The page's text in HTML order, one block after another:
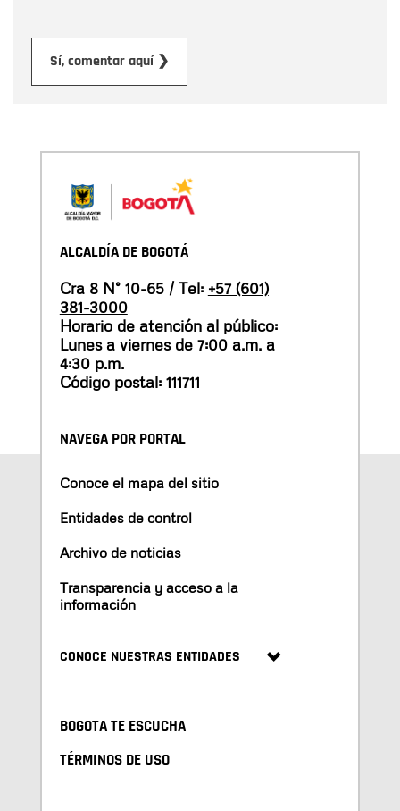
Sí, comentar aquí ❯
ALCALDÍA DE BOGOTÁ
Cra 8 N° 10-65 / Tel: +57 (601)
381-3000
Horario de atención al público:
Lunes a viernes de 7:00 a.m. a
4:30 p.m.
Código postal: 111711
NAVEGA POR PORTAL
Conoce el mapa del sitio
Entidades de control
Archivo de noticias
Transparencia y acceso a la
información
CONOCE NUESTRAS ENTIDADES
BOGOTA TE ESCUCHA
TÉRMINOS DE USO